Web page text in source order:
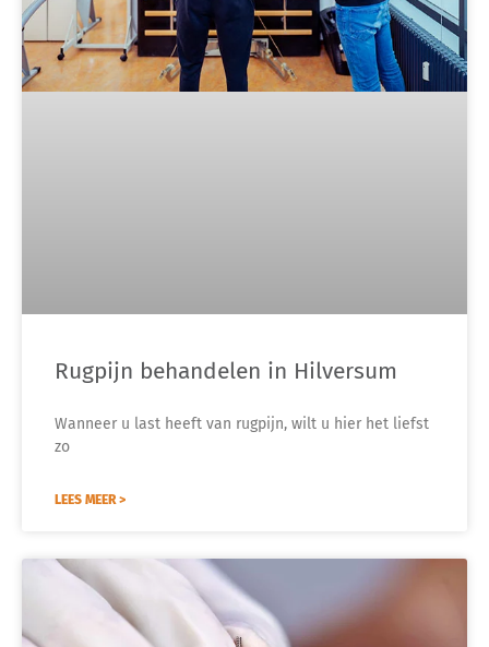
Rugpijn behandelen in Hilversum
Wanneer u last heeft van rugpijn, wilt u hier het liefst
zo
LEES MEER >